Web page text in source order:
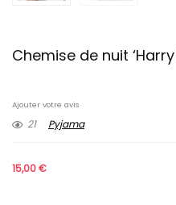
Chemise de nuit
Ajouter votre avis
21 Pyjama
15,00€